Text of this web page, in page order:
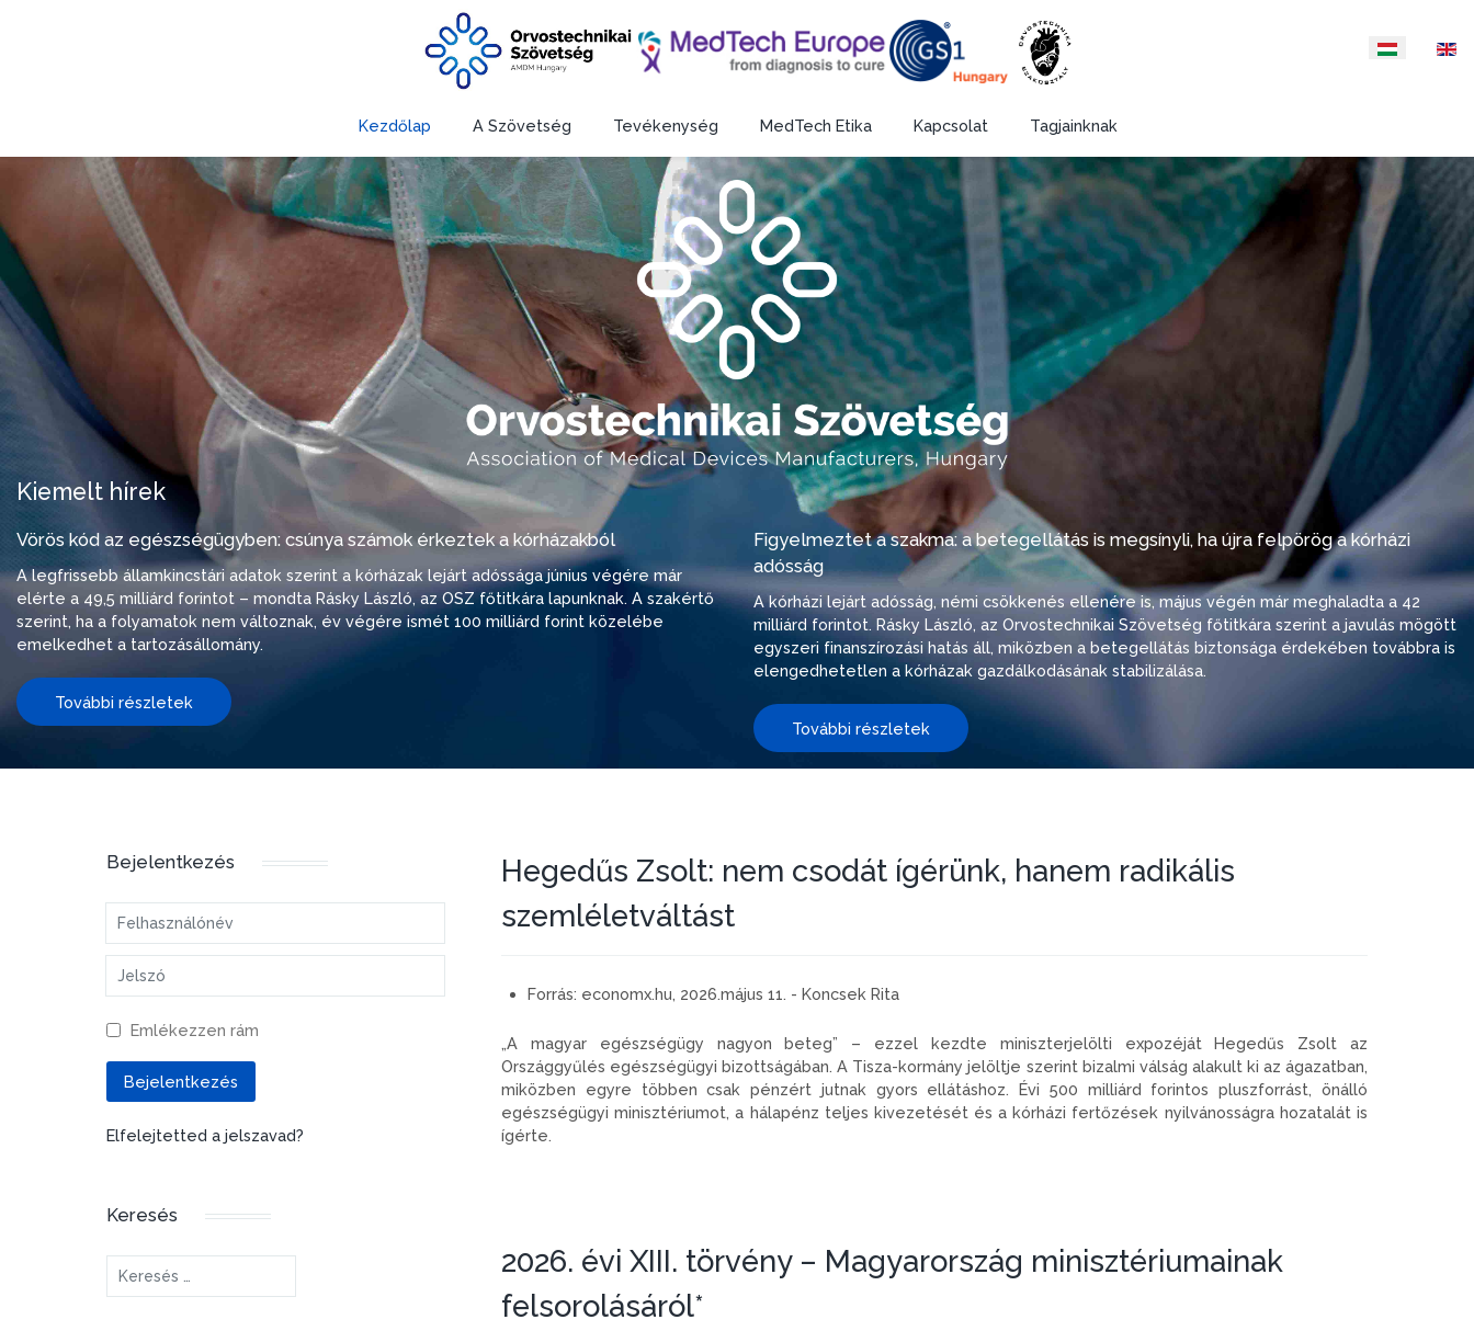
Válasszon nyelvet
Kezdőlap A Szövetség Tevékenység MedTech Etika Kapcsolat Tagjainknak
Kiemelt hírek
Vörös kód az egészségügyben: csúnya számok érkeztek a kórházakból
A legfrissebb államkincstári adatok szerint a kórházak lejárt adóssága június végére már
elérte a 49,5 milliárd forintot – mondta Rásky László, az OSZ főtitkára lapunknak. A szakértő
szerint, ha a folyamatok nem változnak, év végére ismét 100 milliárd forint közelébe
emelkedhet a tartozásállomány.
További részletek
Figyelmeztet a szakma: a betegellátás is megsínyli, ha újra felpörög a kórházi
adósság
A kórházi lejárt adósság, némi csökkenés ellenére is, május végén már meghaladta a 42
milliárd forintot. Rásky László, az Orvostechnikai Szövetség főtitkára szerint a javulás mögött
egyszeri finanszírozási hatás áll, miközben a betegellátás biztonsága érdekében továbbra is
elengedhetetlen a kórházak gazdálkodásának stabilizálása.
További részletek
Bejelentkezés
Felhasználónév
Jelszó
Emlékezzen rám
Bejelentkezés
Elfelejtetted a jelszavad?
Keresés
Keresés...
Hegedűs Zsolt: nem csodát ígérünk, hanem radikális
szemléletváltást
Forrás: economx.hu, 2026.május 11. - Koncsek Rita
„A magyar egészségügy nagyon beteg” – ezzel kezdte miniszterjelölti expozéját Hegedűs Zsolt az
Országgyűlés egészségügyi bizottságában. A Tisza-kormány jelöltje szerint bizalmi válság alakult ki az ágazatban,
miközben egyre többen csak pénzért jutnak gyors ellátáshoz. Évi 500 milliárd forintos pluszforrást, önálló
egészségügyi minisztériumot, a hálapénz teljes kivezetését és a kórházi fertőzések nyilvánosságra hozatalát is
ígérte.
2026. évi XIII. törvény – Magyarország minisztériumainak
felsorolásáról*